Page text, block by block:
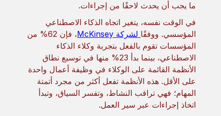
ما يجب أن يحدث لاحقًا من إجراءات.
في الوقت نفسه، يتغير اتجاه الذكاء الاصطناعي
المؤسسي. ووفقًا لشركة McKinsey
، فإن 62% من
المؤسسات تقوم بالفعل بتجربة وكلاء الذكاء
الاصطناعي، بينما بدأ 23% منها في توسيع نطاق
الأنظمة القائمة على الوكلاء في وظيفة أعمال واحدة
على الأقل. هذه الأنظمة تفعل أكثر من مجرد أتمتة
المهام؛ فهي تراقب النشاط، وتفسر السياق، وتبدأ
اتخاذ إجراءات عبر سير العمل.